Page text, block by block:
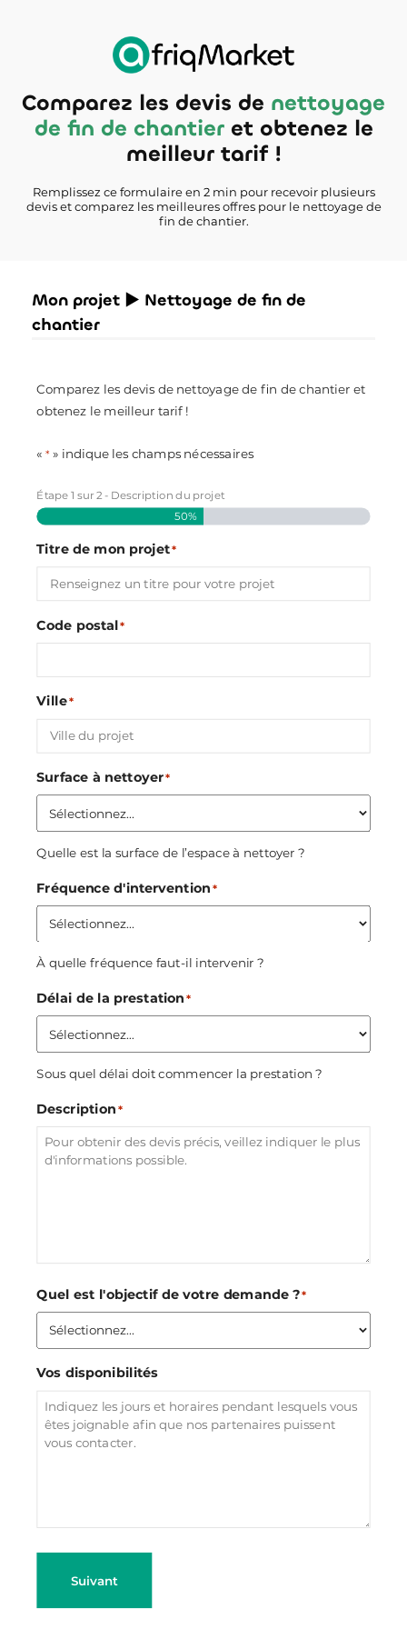
Comparez les devis de nettoyage
de fin de chantieret obtenez le
meilleur tarif !
Remplissez ce formulaire en 2 min pour recevoir plusieurs
devis et comparez les meilleures offres pour le nettoyage de
fin de chantier.
Mon projet ► Nettoyage de fin de
chantier
Comparez les devis de nettoyage de fin de chantier et
obtenez le meilleur tarif !
«* » indique les champs nécessaires
Étape1 sur2 - Description du projet
50%
Titre de mon projet*
Code postal*
Ville*
Surface à nettoyer*
Quelle est la surface de l’espace à nettoyer ?
Fréquence d'intervention *
À quelle fréquence faut-il intervenir ?
Délai de la prestation *
Sous quel délai doit commencer la prestation ?
Description *
Quel est l'objectif de votre demande ?*
Vos disponibilités
Suivant